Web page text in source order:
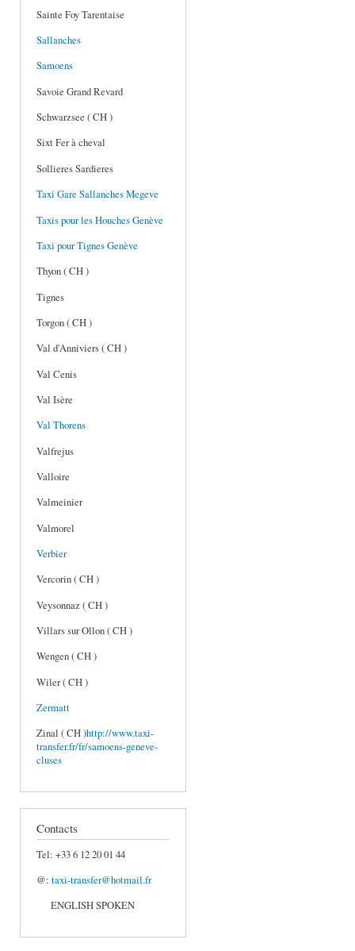
Sainte Foy Tarentaise
Sallanches
Samoens
Savoie Grand Revard
Schwarzsee ( CH )
Sixt Fer à cheval
Sollieres Sardieres
Taxi Gare Sallanches Megeve
Taxis pour les Houches Genève
Taxi pour Tignes Genève
Thyon ( CH )
Tignes
Torgon ( CH )
Val d'Anniviers ( CH )
Val Cenis
Val Isère
Val Thorens
Valfrejus
Valloire
Valmeinier
Valmorel
Verbier
Vercorin ( CH )
Veysonnaz ( CH )
Villars sur Ollon ( CH )
Wengen ( CH )
Wiler ( CH )
Zermatt
Zinal ( CH )http://www.taxi-
transfer.fr/fr/samoens-geneve-
cluses
Contacts
Tel: +33 6 12 20 01 44
@: taxi-transfer@hotmail.fr
ENGLISH SPOKEN